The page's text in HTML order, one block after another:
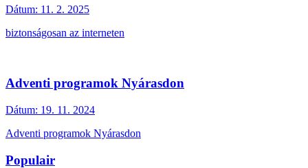
Dátum: 11. 2. 2025
biztonságosan az interneten
Adventi programok Nyárasdon
Dátum: 19. 11. 2024
Adventi programok Nyárasdon
Populair